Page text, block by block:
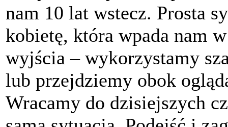
nam 10 lat wstecz. Prosta
kobietę, która wpada nam
wyjścia – wykorzystamy
lub przejdziemy obok
Wracamy do dzisiejszych